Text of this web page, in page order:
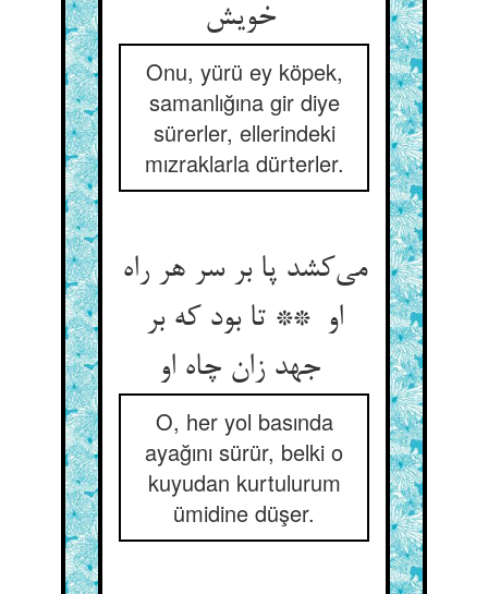
خویش
Onu, yürü ey köpek,
samanlığına gir diye
sürerler, ellerindeki
mızraklarla dürterler.
می‌کشد پا بر سر هر راه
او ** تا بود که بر
O, her yol basında
ayağını sürür, belki o
kuyudan kurtulurum
ümidine düşer.